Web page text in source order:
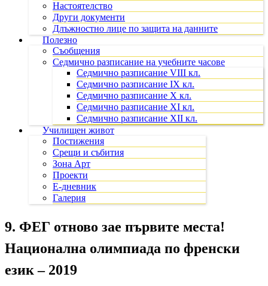
Настоятелство
Други документи
Длъжностно лице по защита на данните
Полезно
Съобщения
Седмично разписание на учебните часове
Седмично разписание VIII кл.
Седмично разписание IX кл.
Седмично разписание X кл.
Седмично разписание XI кл.
Седмично разписание XII кл.
Училищен живот
Постижения
Срещи и събития
Зона Арт
Проекти
Е-дневник
Галерия
9. ФЕГ отново зае първите места!
Национална олимпиада по френски
език – 2019